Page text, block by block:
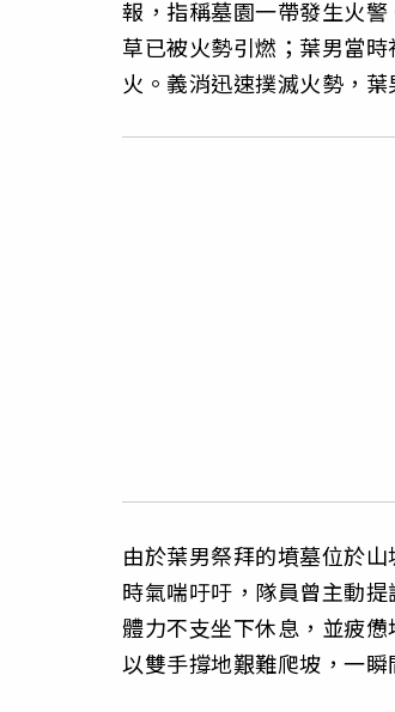
報，指稱墓園一帶發生火
草已被火勢引燃；葉男當
火。義消迅速撲滅火勢，
由於葉男祭拜的墳墓位於
時氣喘吁吁，隊員曾主動
體力不支坐下休息，並疲
以雙手撐地艱難爬坡，一